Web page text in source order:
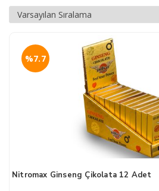
Nitromax Ginseng Çikolata 12 Adet
%7.7